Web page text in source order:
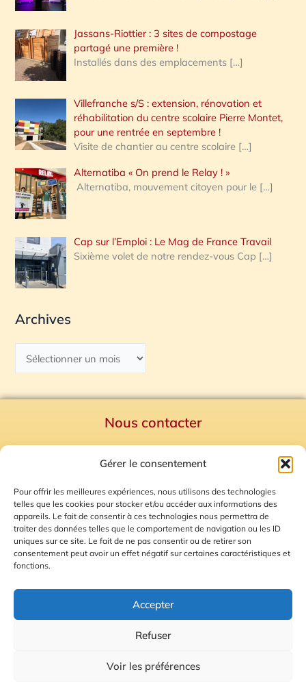
Gérer le consentement
Pour offrir les meilleures expériences, nous utilisons des technologies
telles que les cookies pour stocker et/ou accéder aux informations des
appareils. Le fait de consentir à ces technologies nous permettra de
traiter des données telles que le comportement de navigation ou les ID
uniques sur ce site. Le fait de ne pas consentir ou de retirer son
consentement peut avoir un effet négatif sur certaines caractéristiques et
fonctions.
Accepter
Refuser
Voir les préférences
Jassans-Riottier : 3 sites de compostage
partagé une première !
Installés dans des emplacements […]
Villefranche s/S : extension, rénovation et
réhabilitation du centre scolaire Pierre Montet,
pour une rentrée en septembre !
Visite de chantier au centre scolaire […]
Alternatiba « On prend le Relay ! »
Alternatiba, mouvement citoyen pour le […]
Cap sur l’Emploi : Le Mag de France Travail
Sixième volet de notre rendez-vous Cap […]
Archives
Nous contacter
Mentions Légales
Plan du site
Gestion des Cookies
© 2026 Radio Calade